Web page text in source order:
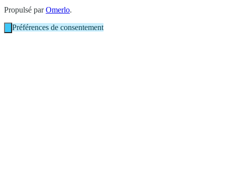
Propulsé parOmerlo.
Préférences de consentement